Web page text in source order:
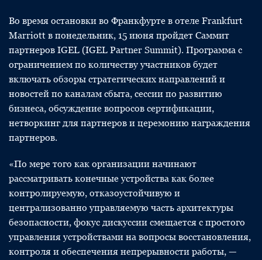
Во время остановки во Франкфурте в отеле Frankfurt
Marriott в понедельник, 15 июня пройдет Саммит
партнеров IGEL (IGEL Partner Summit). Программа с
ограничением по количеству участников будет
включать обзоры стратегических направлений и
новостей по каналам сбыта, сессии по развитию
бизнеса, обсуждение вопросов сертификации,
нетворкинг для партнеров и церемонию награждения
партнеров.
«По мере того как организации начинают
рассматривать конечные устройства как более
контролируемую, отказоустойчивую и
централизованно управляемую часть архитектуры
безопасности, фокус дискуссии смещается с простого
управления устройствами на вопросы восстановления,
контроля и обеспечения непрерывности работы, —